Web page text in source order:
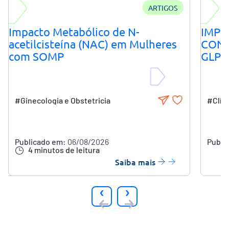
ARTIGOS
Impacto Metabólico de N-
acetilcisteína (NAC) em Mulheres
com SOMP
#Ginecologia e Obstetricia
Publicado em: 06/08/2026
4 minutos de leitura
Saiba mais
GLP-
‹ ›